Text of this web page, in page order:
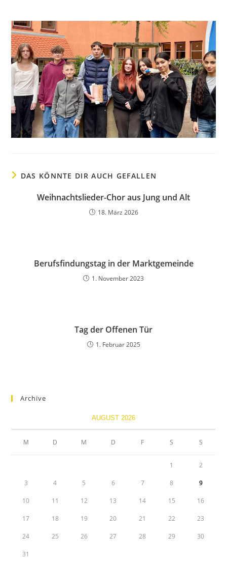
DAS KÖNNTE DIR AUCH GEFALLEN
Weihnachtslieder-Chor aus Jung und Alt
18. März 2026
Berufsfindungstag in der Marktgemeinde
1. November 2023
Tag der Offenen Tür
1. Februar 2025
Archive
AUGUST 2026
M D M D F S S
1 2
3 4 5 6 7 8 9
10 11 12 13 14 15 16
17 18 19 20 21 22 23
24 25 26 27 28 29 30
31